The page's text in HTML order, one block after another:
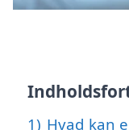
1) Hvad kan